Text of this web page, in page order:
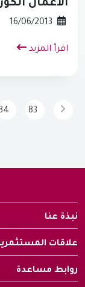
الأعمال
اقرأ المزيد
83
نبذة عنا
علاقات
روابط مساعدة